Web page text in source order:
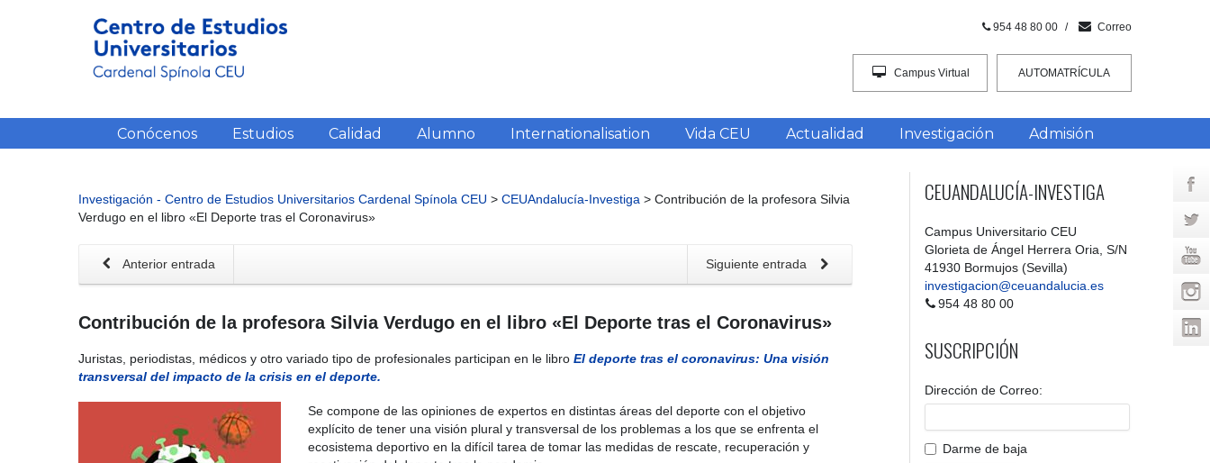
954 48 80 00 / Correo
AUTOMATRÍCULA
Campus Virtual
Conócenos Estudios Calidad Alumno Internationalisation Vida CEU Actualidad Investigación Admisión
Investigación - Centro de Estudios Universitarios Cardenal Spínola CEU > CEUAndalucía-Investiga > Contribución de la profesora Silvia
Verdugo en el libro «El Deporte tras el Coronavirus»
Siguiente entrada
Anterior entrada
Contribución de la profesora Silvia Verdugo en el libro «El Deporte tras el Coronavirus»
Juristas, periodistas, médicos y otro variado tipo de profesionales participan en le libro El deporte tras el coronavirus: Una visión
transversal del impacto de la crisis en el deporte.
Se compone de las opiniones de expertos en distintas áreas del deporte con el objetivo
explícito de tener una visión plural y transversal de los problemas a los que se enfrenta el
ecosistema deportivo en la difícil tarea de tomar las medidas de rescate, recuperación y
CEUANDALUCÍA-INVESTIGA
Campus Universitario CEU
Glorieta de Ángel Herrera Oria, S/N
41930 Bormujos (Sevilla)
investigacion@ceuandalucia.es
954 48 80 00
SUSCRIPCIÓN
Dirección de Correo:
Darme de baja